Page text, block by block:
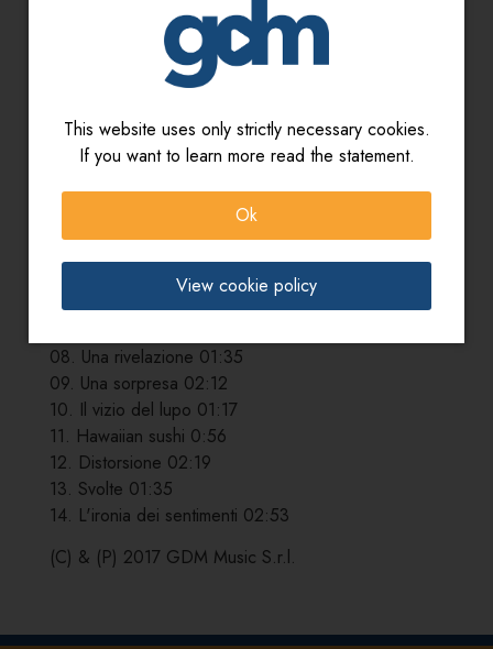
This website uses only strictly necessary cookies.
If you want to learn more read the statement.
Ok
View cookie policy
01. Terapia di coppia per amanti 01:40
02. Tensione 01:09
05. Una carezza 01:28
06. Desiderata 01:19
08. Una rivelazione 01:35
09. Una sorpresa 02:12
10. Il vizio del lupo 01:17
11. Hawaiian sushi 0:56
12. Distorsione 02:19
13. Svolte 01:35
14. L'ironia dei sentimenti 02:53
(C) & (P) 2017 GDM Music S.r.l.